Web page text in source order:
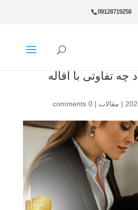
09128719258
تفاوتی با اقاله
| مقالات |
0 comments